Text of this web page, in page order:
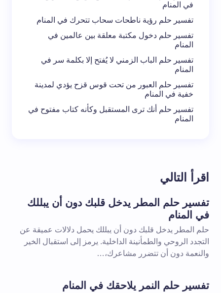
في المنام
تفسير حلم رؤية ناطحات سحاب تتحرك في المنام
تفسير حلم دخول مكتبة معلقة بين عالمين في
المنام
تفسير حلم الباب الزمني لا يُفتح إلا بكلمة سر في
المنام
تفسير حلم العبور من تحت قوس قزح يؤدي لمدينة
خفية في المنام
تفسير حلم أنك ترى المستقبل وكأنه كتاب مفتوح في
المنام
اقرأ التالي
تفسير حلم المطر يدخل قلبك دون أن يبللك
في المنام
حلم المطر يدخل قلبك دون أن يبللك يحمل دلالات عميقة عن
التجدد الروحي والطمأنينة الداخلية. يرمز إلى استقبال الخير
والنعمة دون أن تتضرر مشاعرك،…
تفسير حلم النمر يلاحقك في المنام